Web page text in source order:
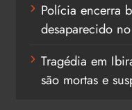
Polícia encerra
desaparecido
Tragédia em
são mortas e